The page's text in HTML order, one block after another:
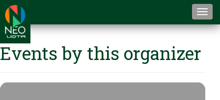
Events by this organizer